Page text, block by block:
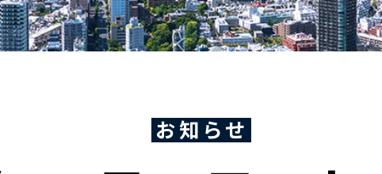
お知らせ